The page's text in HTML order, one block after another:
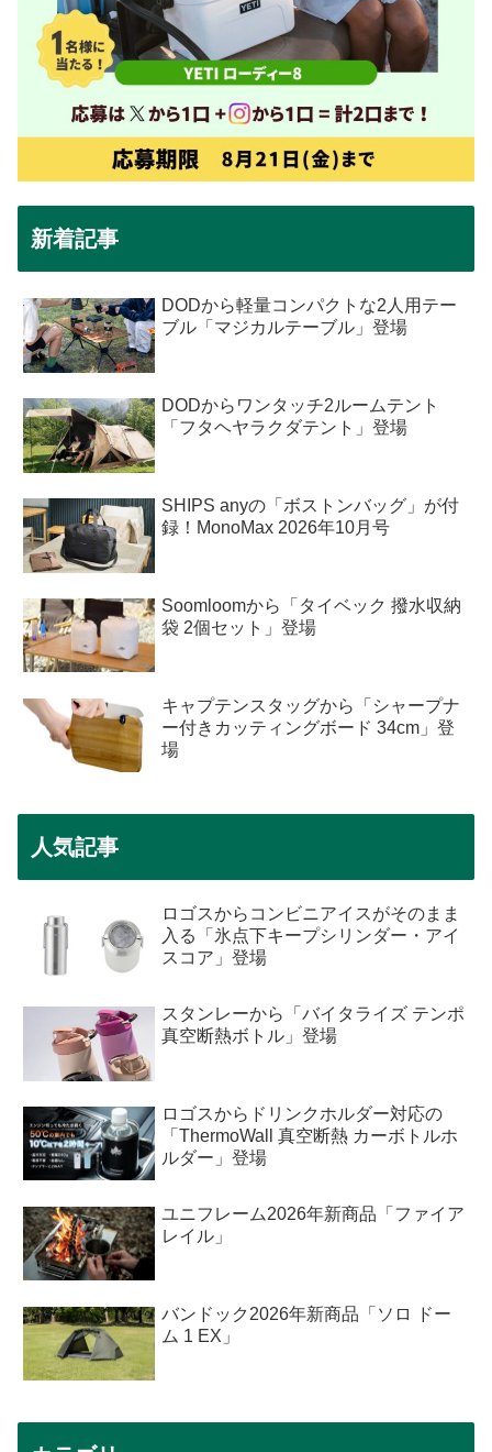
新着記事
DODから軽量コンパクトな2人用テー
ブル「マジカルテーブル」登場
DODからワンタッチ2ルームテント
「フタヘヤラクダテント」登場
SHIPS anyの「ボストンバッグ」が付
録！MonoMax 2026年10月号
Soomloomから「タイベック 撥水収納
袋 2個セット」登場
キャプテンスタッグから「シャープナ
ー付きカッティングボード 34cm」登
場
人気記事
ロゴスからコンビニアイスがそのまま
入る「氷点下キープシリンダー・アイ
スコア」登場
スタンレーから「バイタライズ テンポ
真空断熱ボトル」登場
ロゴスからドリンクホルダー対応の
「ThermoWall 真空断熱 カーボトルホ
ルダー」登場
ユニフレーム2026年新商品「ファイア
レイル」
バンドック2026年新商品「ソロ ドー
ム 1 EX」